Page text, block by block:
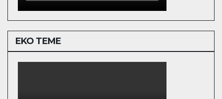
EKO TEME